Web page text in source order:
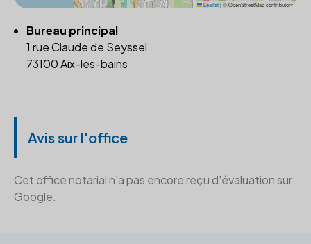
Leaflet|© OpenStreetMap contributors
Bureau principal
1 rue Claude de Seyssel
73100 Aix-les-bains
Avis sur l'office
Cet office notarial n'a pas encore reçu d'évaluation sur
Google.